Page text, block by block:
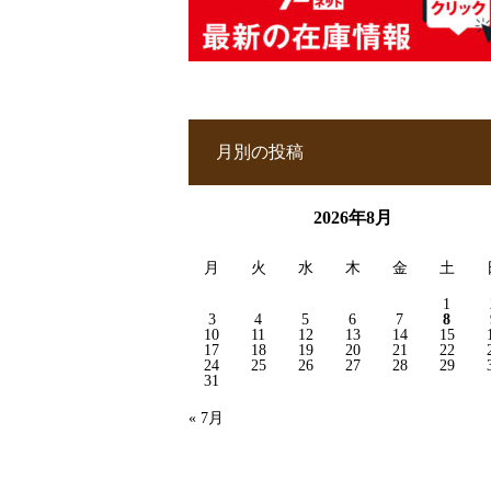
月別の投稿
2026年8月
月 火 水 木 金 土
1
3
4 5 6 7 8
10
11 12 13 14 15
17
18 19 20 21 22
24
25 26 27 28 29
31
« 7月